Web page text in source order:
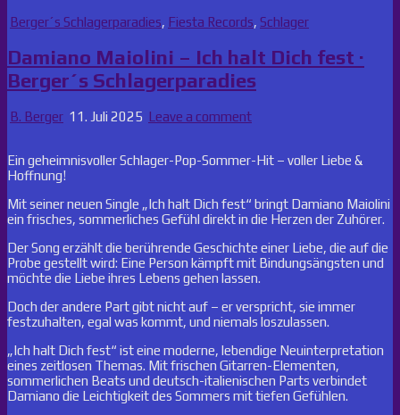
Posted
Berger´s Schlagerparadies, Fiesta Records, Schlager
Damiano Maiolini – Ich halt Dich fest ·
Berger´s Schlagerparadies
B. Berger 11. Juli 2025 Leave a comment
Ein geheimnisvoller Schlager-Pop-Sommer-Hit – voller Liebe &
Hoffnung!
Mit seiner neuen Single „Ich halt Dich fest“ bringt Damiano Maiolini
ein frisches, sommerliches Gefühl direkt in die Herzen der Zuhörer.
Der Song erzählt die berührende Geschichte einer Liebe, die auf die
Probe gestellt wird: Eine Person kämpft mit Bindungsängsten und
möchte die Liebe ihres Lebens gehen lassen.
Doch der andere Part gibt nicht auf – er verspricht, sie immer
festzuhalten, egal was kommt, und niemals loszulassen.
„Ich halt Dich fest“ ist eine moderne, lebendige Neuinterpretation
eines zeitlosen Themas. Mit frischen Gitarren-Elementen,
sommerlichen Beats und deutsch-italienischen Parts verbindet
Damiano die Leichtigkeit des Sommers mit tiefen Gefühlen.